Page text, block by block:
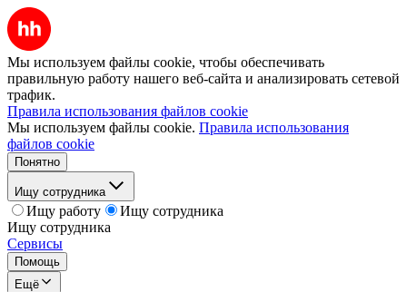
Мы используем файлы cookie, чтобы обеспечивать
правильную работу нашего веб-сайта и анализировать сетевой
трафик.
Правила использования файлов cookie
Мы используем файлы cookie. Правила использования
файлов cookie
Понятно
Ищу сотрудника
Ищу работу
Ищу сотрудника
Ищу сотрудника
Сервисы
Помощь
Ещё